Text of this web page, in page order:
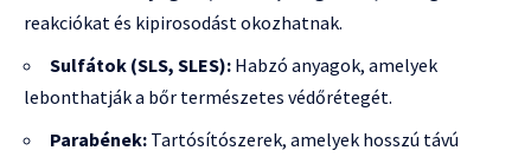
reakciókat és kipirosodást okozhatnak.
Sulfátok (SLS, SLES): Habzó anyagok, amelyek
lebonthatják a bőr természetes védőrétegét.
Parabének: Tartósítószerek, amelyek hosszú távú